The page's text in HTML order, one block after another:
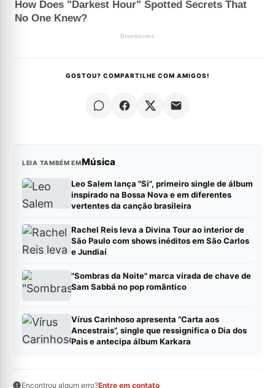
GOSTOU? COMPARTILHE COM AMIGOS!
LEIA TAMBÉM EMMúsica
Leo Salem lança "Si", primeiro single de álbum
inspirado na Bossa Nova e em diferentes
vertentes da canção brasileira
Rachel Reis leva a Divina Tour ao interior de
São Paulo com shows inéditos em São Carlos
e Jundiaí
"Sombras da Noite" marca virada de chave de
Sam Sabbá no pop romântico
Vírus Carinhoso apresenta “Carta aos
Ancestrais”, single que ressignifica o Dia dos
Pais e antecipa álbum Karkara
Encontrou algum erro?Entre em contato